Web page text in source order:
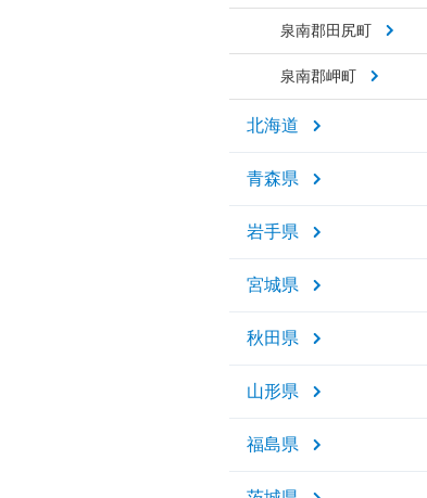
泉南郡田尻町
泉南郡岬町
北海道
青森県
岩手県
宮城県
秋田県
山形県
福島県